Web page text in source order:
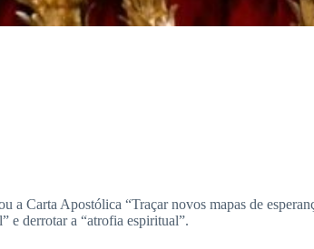
Carta Apostólica “Traçar novos mapas de
e derrotar a “atrofia espiritual”.